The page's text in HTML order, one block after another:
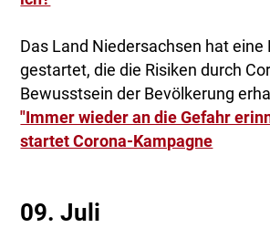
Das Land Niedersachsen hat eine
gestartet, die die Risiken durch
Bewusstsein der Bevölkerung
"Immer wieder an die Gefahr
startet Corona-Kampagne
09. Juli